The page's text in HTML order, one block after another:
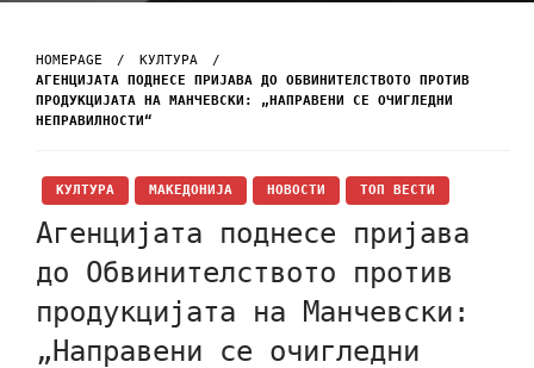
HOMEPAGE
КУЛТУРА
АГЕНЦИЈАТА ПОДНЕСЕ ПРИЈАВА ДО ОБВИНИТЕЛСТВОТО ПРОТИВ
ПРОДУКЦИЈАТА НА МАНЧЕВСКИ: „НАПРАВЕНИ СЕ ОЧИГЛЕДНИ
НЕПРАВИЛНОСТИ“
КУЛТУРА МАКЕДОНИЈА НОВОСТИ ТОП ВЕСТИ
Агенцијата поднесе пријава
до Обвинителството против
продукцијата на Манчевски:
„Направени се очигледни